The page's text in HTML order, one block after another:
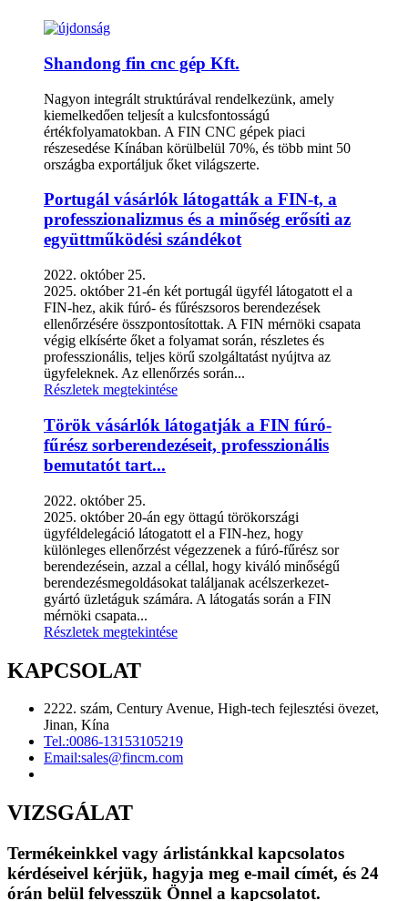
Shandong fin cnc gép Kft.
Nagyon integrált struktúrával rendelkezünk, amely
kiemelkedően teljesít a kulcsfontosságú
értékfolyamatokban. A FIN CNC gépek piaci
részesedése Kínában körülbelül 70%, és több mint 50
országba exportáljuk őket világszerte.
Portugál vásárlók látogatták a FIN-t, a
professzionalizmus és a minőség erősíti az
együttműködési szándékot
2022. október 25.
2025. október 21-én két portugál ügyfél látogatott el a
FIN-hez, akik fúró- és fűrészsoros berendezések
ellenőrzésére összpontosítottak. A FIN mérnöki csapata
végig elkísérte őket a folyamat során, részletes és
professzionális, teljes körű szolgáltatást nyújtva az
ügyfeleknek. Az ellenőrzés során...
Részletek megtekintése
Török vásárlók látogatják a FIN fúró-
fűrész sorberendezéseit, professzionális
bemutatót tart...
2022. október 25.
2025. október 20-án egy öttagú törökországi
ügyféldelegáció látogatott el a FIN-hez, hogy
különleges ellenőrzést végezzenek a fúró-fűrész sor
berendezésein, azzal a céllal, hogy kiváló minőségű
berendezésmegoldásokat találjanak acélszerkezet-
gyártó üzletáguk számára. A látogatás során a FIN
mérnöki csapata...
Részletek megtekintése
KAPCSOLAT
2222. szám, Century Avenue, High-tech fejlesztési övezet,
Jinan, Kína
Tel.:0086-13153105219
Email:sales@fincm.com
VIZSGÁLAT
Termékeinkkel vagy árlistánkkal kapcsolatos
kérdéseivel kérjük, hagyja meg e-mail címét, és 24
órán belül felvesszük Önnel a kapcsolatot.